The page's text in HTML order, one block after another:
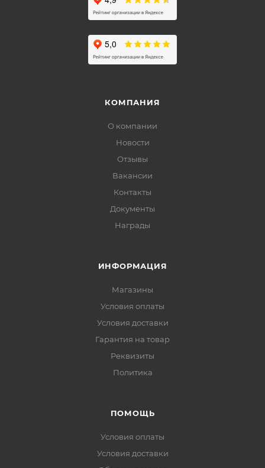
КОМПАНИЯ
О компании
Новости
Отзывы
Вакансии
Контакты
Документы
Награды
ИНФОРМАЦИЯ
Магазины
Условия оплаты
Условия доставки
Гарантия на товар
Реквизиты
Политика
ПОМОЩЬ
Условия оплаты
Условия доставки